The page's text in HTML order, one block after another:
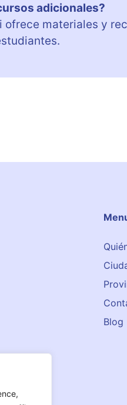
adicionales?
ofrece materiales y
Blog